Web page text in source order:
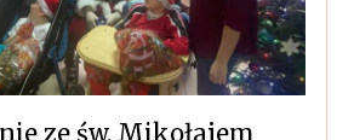
ze św. Mikołajem